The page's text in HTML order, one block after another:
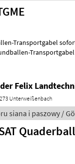
sofort verfügbar Modell : BTGME
Felix
Unterweißenbach
siana i paszowy /